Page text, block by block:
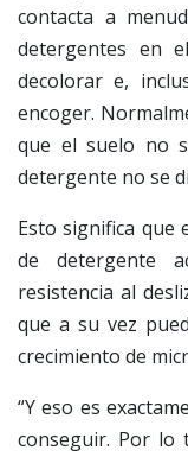
contacta a
detergentes en
decolorar e,
encoger.
que el suelo no
detergente no se
Esto significa que
de detergente
resistencia al
que a su vez
crecimiento de
“Y eso es
conseguir. Por lo